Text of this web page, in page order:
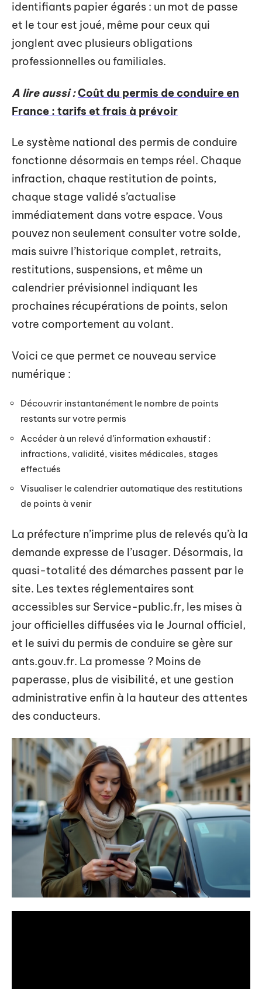
identifiants papier égarés : un mot de passe
et le tour est joué, même pour ceux qui
jonglent avec plusieurs obligations
professionnelles ou familiales.
A lire aussi :Coût du permis de conduire en
France : tarifs et frais à prévoir
Le système national des permis de conduire
fonctionne désormais en temps réel. Chaque
infraction, chaque restitution de points,
chaque stage validé s’actualise
immédiatement dans votre espace. Vous
pouvez non seulement consulter votre solde,
mais suivre l’historique complet, retraits,
restitutions, suspensions, et même un
calendrier prévisionnel indiquant les
prochaines récupérations de points, selon
votre comportement au volant.
Voici ce que permet ce nouveau service
numérique :
Découvrir instantanément le nombre de points
restants sur votre permis
Accéder à un relevé d’information exhaustif :
infractions, validité, visites médicales, stages
effectués
Visualiser le calendrier automatique des restitutions
de points à venir
La préfecture n’imprime plus de relevés qu’à la
demande expresse de l’usager. Désormais, la
quasi-totalité des démarches passent par le
site. Les textes réglementaires sont
accessibles sur Service-public.fr, les mises à
jour officielles diffusées via le Journal officiel,
et le suivi du permis de conduire se gère sur
ants.gouv.fr. La promesse ? Moins de
paperasse, plus de visibilité, et une gestion
administrative enfin à la hauteur des attentes
des conducteurs.